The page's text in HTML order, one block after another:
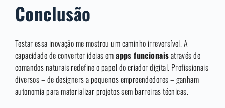
Conclusão
Testar essa inovação me mostrou um caminho irreversível. A
capacidade de converter ideias emapps funcionaisatravés de
comandos naturais redefine o papel do criador digital. Profissionais
diversos – de designers a pequenos empreendedores – ganham
autonomia para materializar projetos sem barreiras técnicas.